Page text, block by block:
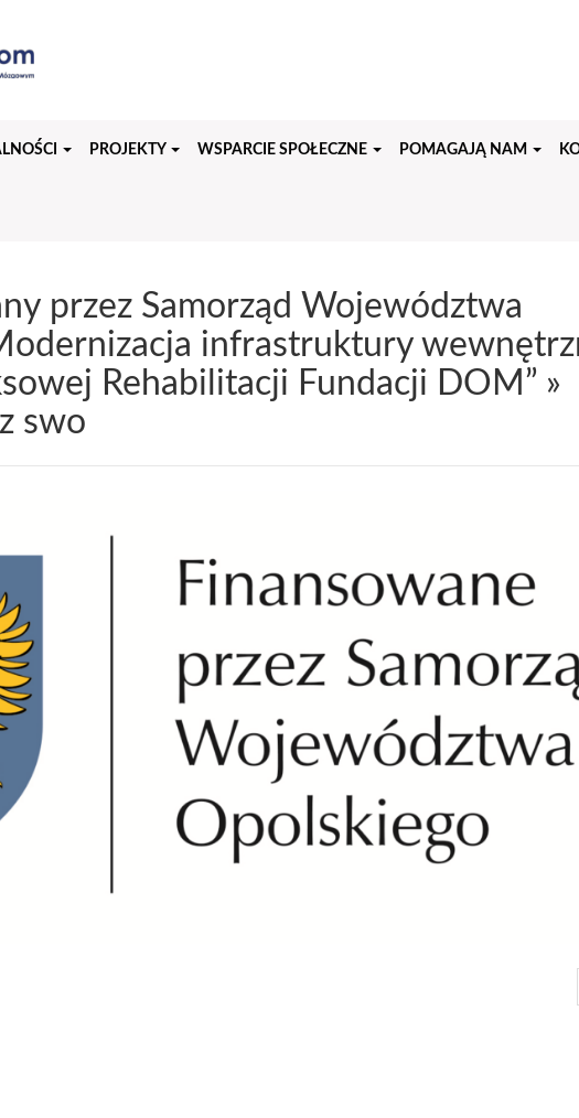
PROJEKTY WSPARCIE SPOŁECZNE POMAGAJĄ NAM
przez Samorząd Województwa
infrastruktury
Rehabilitacji Fundacji DOM” »
swo